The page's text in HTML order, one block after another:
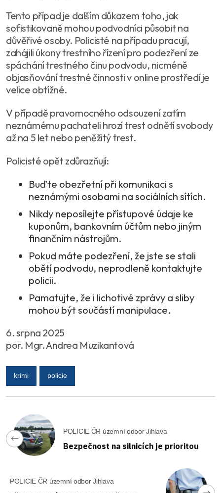
Tento případ je dalším důkazem toho, jak
sofistikovaně mohou podvodníci působit na
důvěřivé osoby. Policisté na případu pracují,
zahájili úkony trestního řízení pro podezření ze
spáchání trestného činu podvodu, nicméně
objasňování trestné činnosti v online prostředí je
velice obtížné.
V případě pravomocného odsouzení zatím
neznámému pachateli hrozí trest odnětí svobody
až na 5 let nebo peněžitý trest.
Policisté opět zdůrazňují:
Buďte obezřetní při komunikaci s
neznámými osobami na sociálních sítích.
Nikdy neposílejte přístupové údaje ke
kuponům, bankovním účtům nebo jiným
finančním nástrojům.
Pokud máte podezření, že jste se stali
obětí podvodu, neprodleně kontaktujte
policii.
Pamatujte, že i lichotivé zprávy a sliby
mohou být součástí manipulace.
6. srpna 2025
por. Mgr. Andrea Muzikantová
krimi policie
POLICIE ČR územní odbor Jihlava
Bezpečnost na silnicích je prioritou
POLICIE ČR územní odbor Jihlava